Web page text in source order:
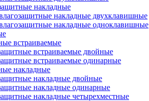
накладные
накладные двухклавишные
накладные одноклавишные
встраиваемые
встраиваемые двойные
встраиваемые одинарные
накладные
накладные двойные
накладные одинарные
накладные четырехместные